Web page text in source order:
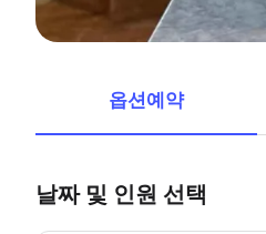
옵션예약
날짜 및 인원 선택